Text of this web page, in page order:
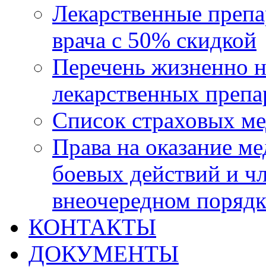
Лекарственные
врача с 50% скидкой
Перечень жизненно
лекарственных
Список страховых
Права на оказание
боевых действий и
внеочередном
КОНТАКТЫ
ДОКУМЕНТЫ